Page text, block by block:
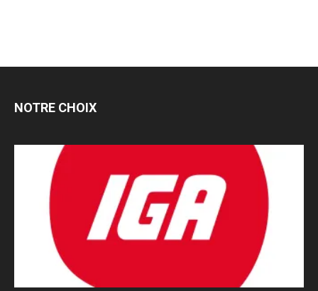
NOTRE CHOIX